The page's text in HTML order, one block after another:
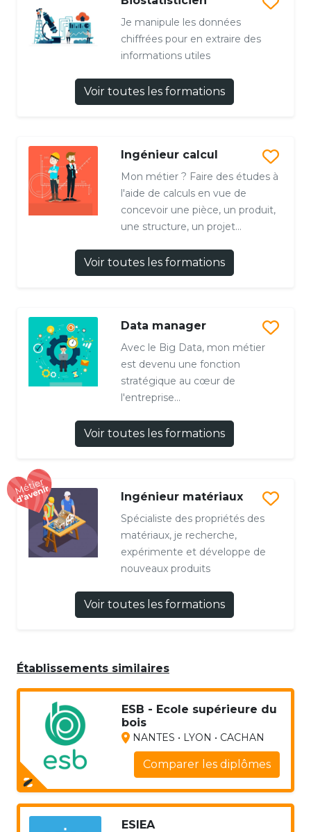
Je manipule les données
chiffrées pour en extraire des
informations utiles
Voir toutes les formations
Ingénieur calcul
Mon métier ? Faire des études à
l'aide de calculs en vue de
concevoir une pièce, un produit,
une structure, un projet...
Voir toutes les formations
Data manager
Avec le Big Data, mon métier
est devenu une fonction
stratégique au cœur de
l'entreprise...
Voir toutes les formations
Ingénieur matériaux
Spécialiste des propriétés des
matériaux, je recherche,
expérimente et développe de
nouveaux produits
Voir toutes les formations
Établissements similaires
ESB - Ecole supérieure du
bois
NANTES • LYON • CACHAN
Comparer les diplômes
ESIEA